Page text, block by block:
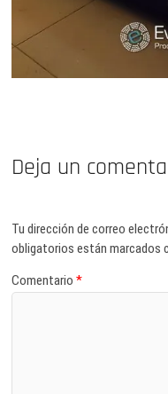
Deja un
Tu dirección de correo
obligatorios están marcados
Comentario*